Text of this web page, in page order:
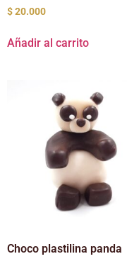
$20.000
Añadir al carrito
Choco plastilina panda